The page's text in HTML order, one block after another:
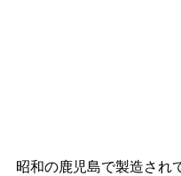
昭和の鹿児島で製造され